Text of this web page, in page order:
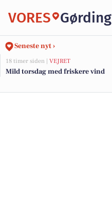
VORES Gørding
Seneste nyt ›
18 timer siden | VEJRET
Mild torsdag med friskere vind